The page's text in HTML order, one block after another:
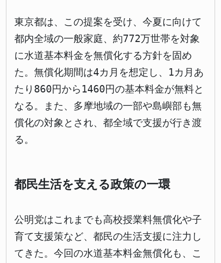
東京都は、この提案を受け、今夏に向けて
都内全域の一般家庭、約772万世帯を対象
に水道基本料金を無償化する方針を固め
た。無償化期間は4カ月を想定し、1カ月あ
たり860円から1460円の基本料金が無料と
なる。また、多摩地域の一部や島嶼部も無
償化の対象とされ、都全域で支援が行き渡
る。
都民生活を支える政策の一環
公明党はこれまでも高校授業料無償化や子
育て支援策など、都民の生活支援に注力し
てきた。今回の水道基本料金無償化も、こ